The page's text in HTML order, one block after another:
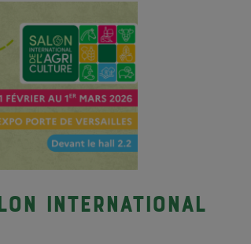
INTERNATIONAL